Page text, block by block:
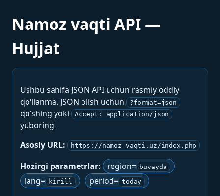
Namoz vaqti API —
Hujjat
Ushbu sahifa JSON API uchun rasmiy oddiy
qo‘llanma. JSON olish uchun
?format=json
qo‘shing yoki Accept: application/json
yuboring.
Asosiy URL:
https://namoz-vaqti.uz/index.php
Hozirgi parametrlar: region= buvayda
lang= kirill period= today